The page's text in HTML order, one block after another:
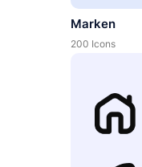
Marken
200 Icons